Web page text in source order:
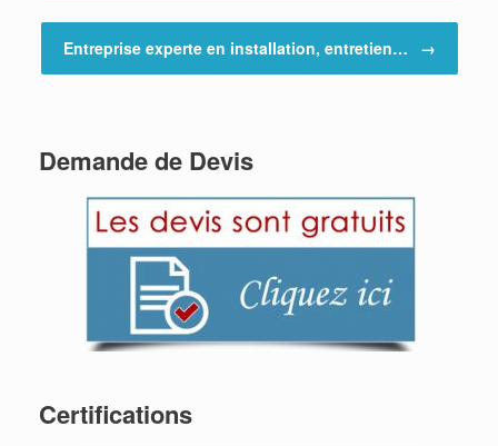
Entreprise experte en installation, entretien… →
Demande de Devis
Certifications